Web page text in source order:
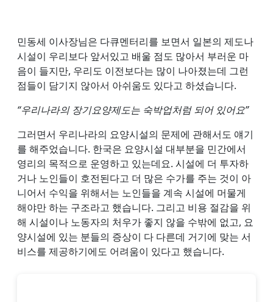
민동세 이사장님은 다큐멘터리를 보면서 일본의 제도나
시설이 우리보다 앞서있고 배울 점도 많아서 부러운 마
음이 들지만, 우리도 이전보다는 많이 나아졌는데 그런
점들이 담기지 않아서 아쉬움도 있다고 하셨습니다.
“우리나라의 장기요양제도는 숙박업처럼 되어 있어요”
그러면서 우리나라의 요양시설의 문제에 관해서도 얘기
를 해주었습니다. 한국은 요양시설 대부분을 민간에서
영리의 목적으로 운영하고 있는데요. 시설에 더 투자하
거나 노인들이 호전된다고 더 많은 수가를 주는 것이 아
니어서 수익을 위해서는 노인들을 계속 시설에 머물게
해야만 하는 구조라고 했습니다. 그리고 비용 절감을 위
해 시설이나 노동자의 처우가 좋지 않을 수밖에 없고, 요
양시설에 있는 분들의 증상이 다 다른데 거기에 맞는 서
비스를 제공하기에도 어려움이 있다고 했습니다.